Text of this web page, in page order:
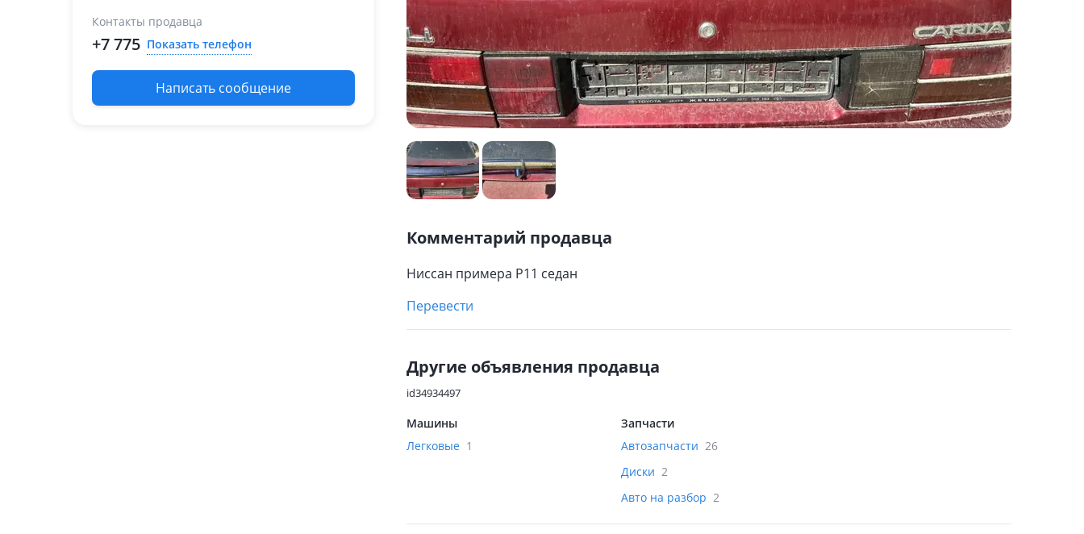
Контакты продавца
+7 775 Показать телефон
Написать сообщение
Комментарий продавца
Ниссан примера Р11 седан
Перевести
Другие объявления продавца
id34934497
Машины
Легковые 1
Запчасти
Автозапчасти 26
Диски 2
Авто на разбор 2